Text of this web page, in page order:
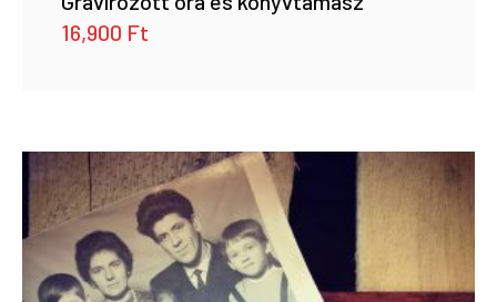
16,900 Ft